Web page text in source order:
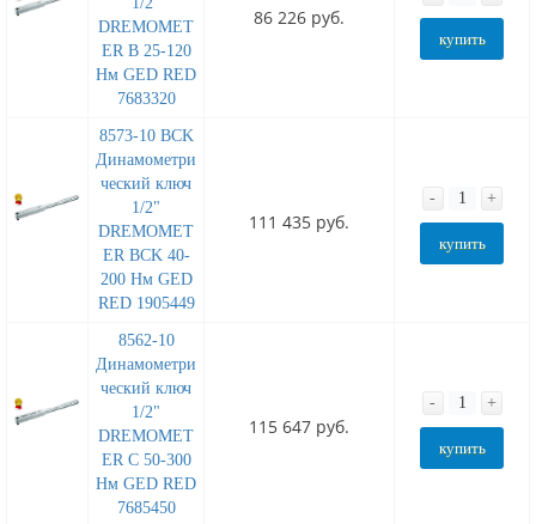
DREMOMET
ER B 25-120
Нм GED RED
7683320
86 226 руб.
купить
8573-10 BCK
Динамометри
ческий ключ
1/2"
DREMOMET
ER BCK 40-
200 Нм GED
RED 1905449
111 435 руб.
- +
купить
8562-10
Динамометри
ческий ключ
1/2"
DREMOMET
ER C 50-300
Нм GED RED
7685450
115 647 руб.
- +
купить